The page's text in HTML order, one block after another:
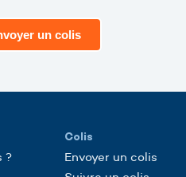
un colis
?
Colis
Envoyer un colis